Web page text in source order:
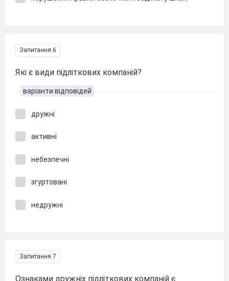
Запитання 6
Які є види підліткових компаній?
варіанти відповідей
дружні
активні
небезпечні
згуртовані
недружні
Запитання 7
Ознаками дружніх підліткових компаній є